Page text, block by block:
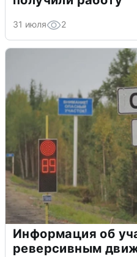
31 июля 2
Информация об
реверсивным